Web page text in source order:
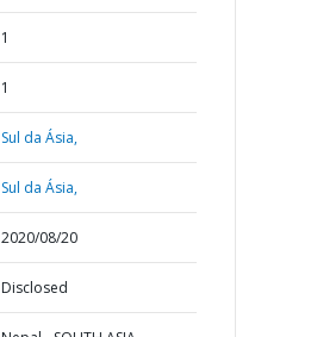
1
1
Sul da Ásia,
Sul da Ásia,
2020/08/20
Disclosed